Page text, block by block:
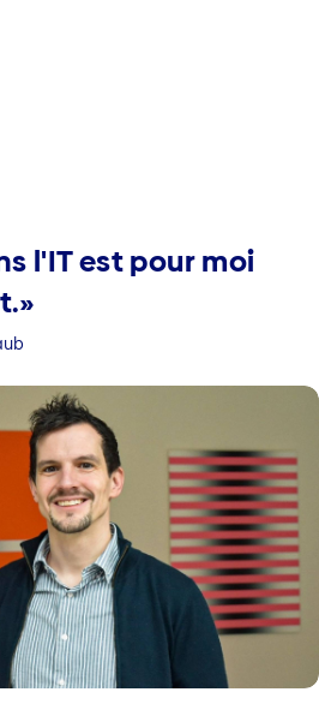
l'IT est pour moi